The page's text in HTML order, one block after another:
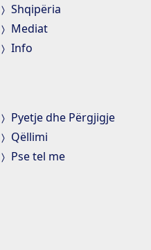
Shqipëria
Mediat
Info
Pyetje dhe Përgjigje
Qëllimi
Pse tel me